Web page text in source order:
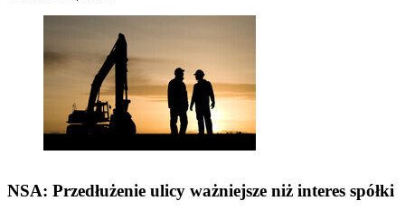
NSA: Przedłużenie ulicy ważniejsze niż interes spółki